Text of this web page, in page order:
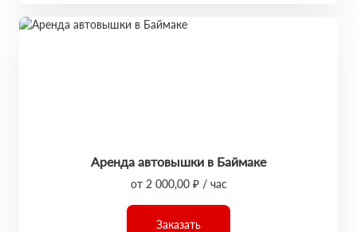
Аренда автовышки в Баймаке
от 2 000,00 ₽ / час
Заказать